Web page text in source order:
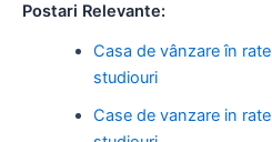
Postari Relevante:
Casa de vânzare în
studiouri
Case de vanzare in